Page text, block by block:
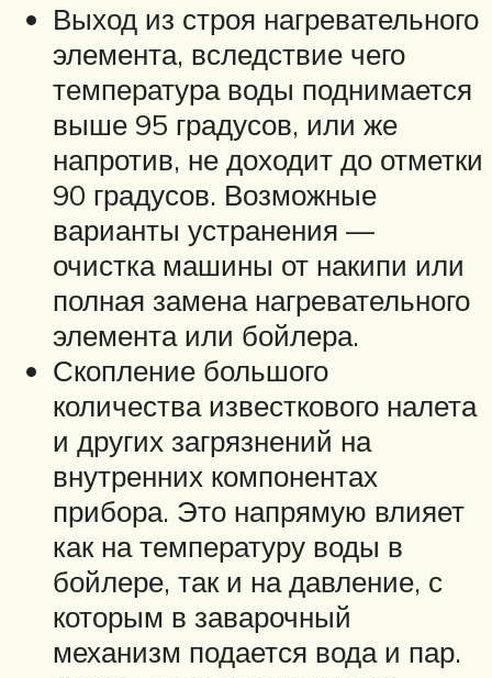
Выход из строя нагревательного
элемента, вследствие чего
температура воды поднимается
выше 95 градусов, или же
напротив, не доходит до отметки
90 градусов. Возможные
варианты устранения —
очистка машины от накипи или
полная замена нагревательного
элемента или бойлера.
Скопление большого
количества известкового налета
и других загрязнений на
внутренних компонентах
прибора. Это напрямую влияет
как на температуру воды в
бойлере, так и на давление, с
которым в заварочный
механизм подается вода и пар.